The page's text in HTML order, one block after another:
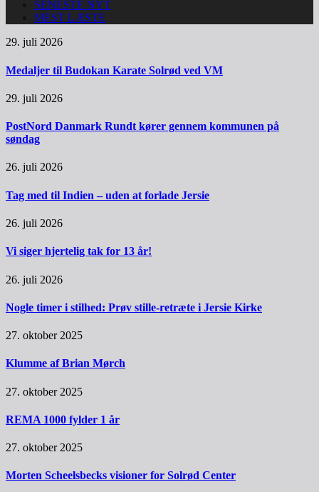
SENESTE NYT
MEST LÆSTE
29. juli 2026
Medaljer til Budokan Karate Solrød ved VM
29. juli 2026
PostNord Danmark Rundt kører gennem kommunen på
søndag
26. juli 2026
Tag med til Indien – uden at forlade Jersie
26. juli 2026
Vi siger hjertelig tak for 13 år!
26. juli 2026
Nogle timer i stilhed: Prøv stille-retræte i Jersie Kirke
27. oktober 2025
Klumme af Brian Mørch
27. oktober 2025
REMA 1000 fylder 1 år
27. oktober 2025
Morten Scheelsbecks visioner for Solrød Center